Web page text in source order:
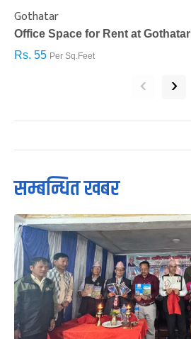
Gothatar
Office Space for Rent at Gothatar
Rs. 55 Per Sq.Feet
‹ ›
सम्बन्धित खबर